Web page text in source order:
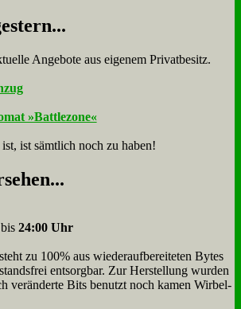
An­ge­bo­te aus eigenem Privatbesitz.
ist sämt­lich noch zu haben!
24:00 Uhr
zu 100% aus wie­der­auf­bereite­ten Bytes
ent­sorg­bar. Zur Herstellung wurden
veränderte Bits benutzt noch kamen Wir­bel­